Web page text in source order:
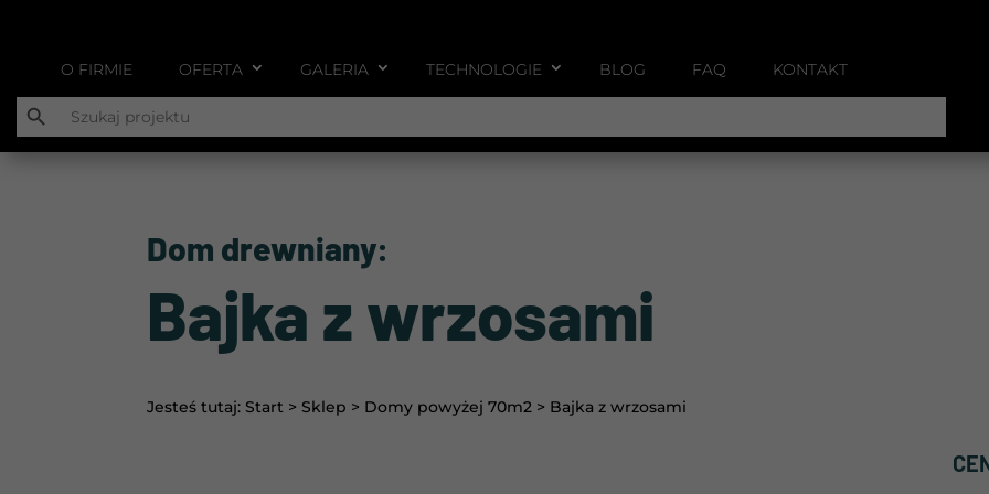
O FIRMIE OFERTA GALERIA TECHNOLOGIE BLOG FAQ KONTAKT
Search
for:
Search Button
Dom drewniany:
Bajka z wrzosami
Jesteś tutaj: Start> Sklep > Domy powyżej 70m2> Bajka z wrzosami